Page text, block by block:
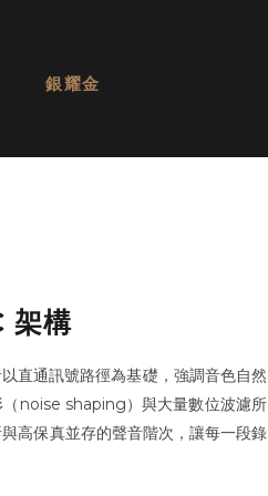
銀耀金
架構
直通訊號路徑為基礎，強調音色自然
（noise shaping）與大量數位波濾所
高保真並存的聲音階次，讓每一段錄